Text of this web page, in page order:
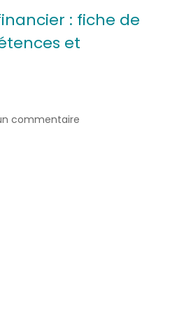
: fiche de
et
commentaire